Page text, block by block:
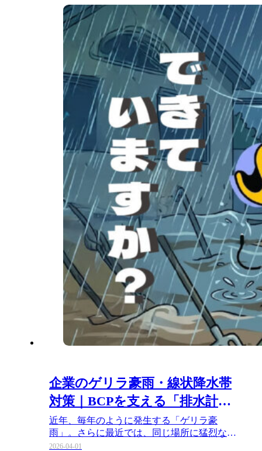
企業のゲリラ豪雨・線状降水帯
対策｜BCPを支える「排水計
画」と水中ポンプの選び方｜株
式会社 櫻川ポンプ製作所
近年、毎年のように発生する「ゲリラ豪
雨」。さらに最近では、同じ場所に猛烈な雨
が降り続く「線状降水帯」による甚大…
2026-04-01